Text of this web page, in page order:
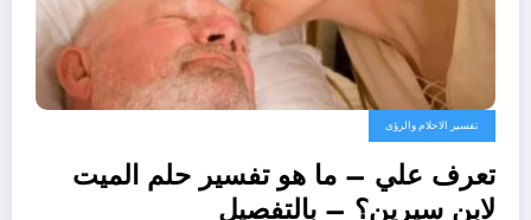
تفسير الاحلام والرؤى
تعرف علي – ما هو تفسير حلم الميت
لابن سيرين؟ – بالتفصيل